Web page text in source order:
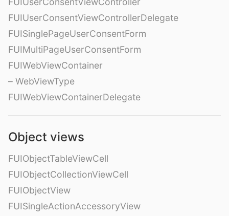
FUIUserConsentViewControllerDelegate
FUISinglePageUserConsentForm
FUIMultiPageUserConsentForm
FUIWebViewContainer
– WebViewType
FUIWebViewContainerDelegate
Object views
FUIObjectTableViewCell
FUIObjectCollectionViewCell
FUIObjectView
FUISingleActionAccessoryView